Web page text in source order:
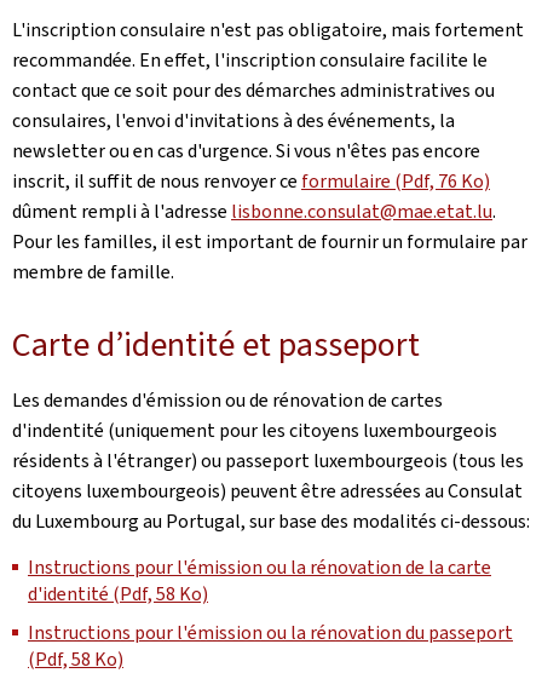
L'inscription consulaire n'est pas obligatoire, mais fortement
recommandée. En effet, l'inscription consulaire facilite le
contact que ce soit pour des démarches administratives ou
consulaires, l'envoi d'invitations à des événements, la
newsletter ou en cas d'urgence. Si vous n'êtes pas encore
inscrit, il suffit de nous renvoyer ce formulaire (Pdf, 76 Ko)
dûment rempli à l'adresse lisbonne.consulat@mae.etat.lu.
Pour les familles, il est important de fournir un formulaire par
membre de famille.
Carte d’identité et passeport
Les demandes d'émission ou de rénovation de cartes
d'indentité (uniquement pour les citoyens luxembourgeois
résidents à l'étranger) ou passeport luxembourgeois (tous les
citoyens luxembourgeois) peuvent être adressées au Consulat
du Luxembourg au Portugal, sur base des modalités ci-dessous:
Instructions pour l'émission ou la rénovation de la carte
d'identité (Pdf, 58 Ko)
Instructions pour l'émission ou la rénovation du passeport
(Pdf, 58 Ko)